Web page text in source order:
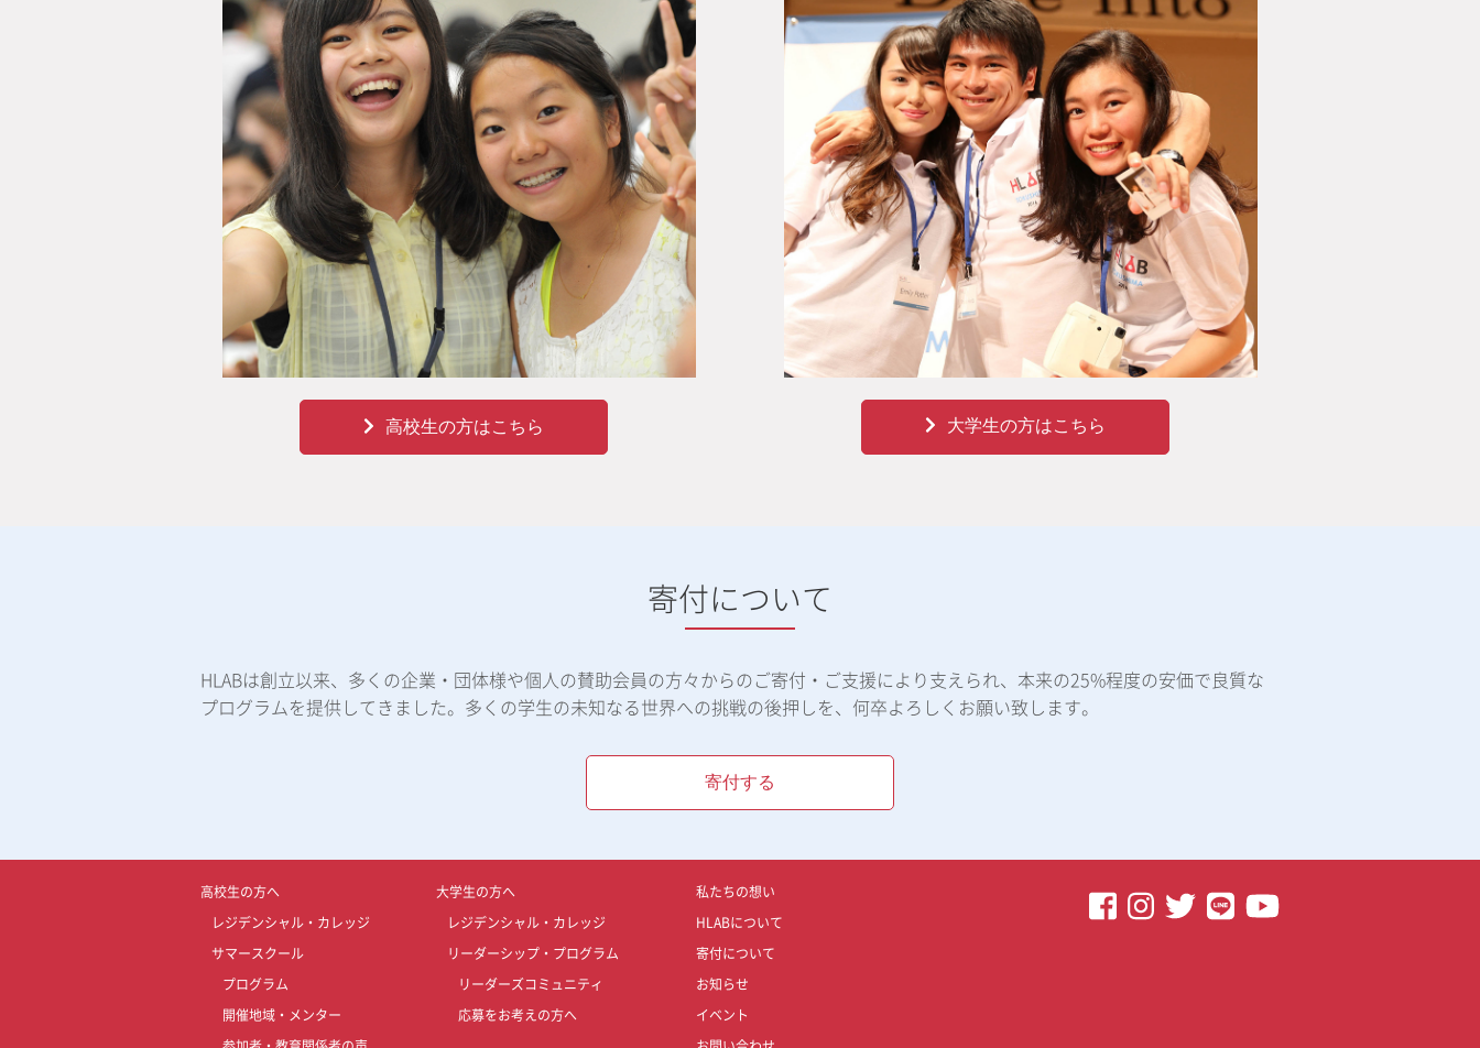
高校生の方はこちら 大学生の方はこちら
寄付について
HLABは創立以来、多くの企業・団体様や個人の賛助会員の方々からのご寄付・ご支援により支えられ、本来の25%程度の安価で良質な
プログラムを提供してきました。多くの学生の未知なる世界への挑戦の後押しを、何卒よろしくお願い致します。
寄付する
高校生の方へ
レジデンシャル・カレッジ
サマースクール
プログラム
開催地域・メンター
大学生の方へ
レジデンシャル・カレッジ
リーダーシップ・プログラム
リーダーズコミュニティ
応募をお考えの方へ
私たちの想い
HLABについて
寄付について
お知らせ
イベント